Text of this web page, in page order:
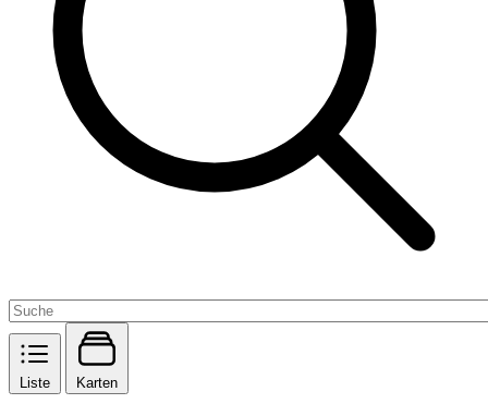
Liste Karten